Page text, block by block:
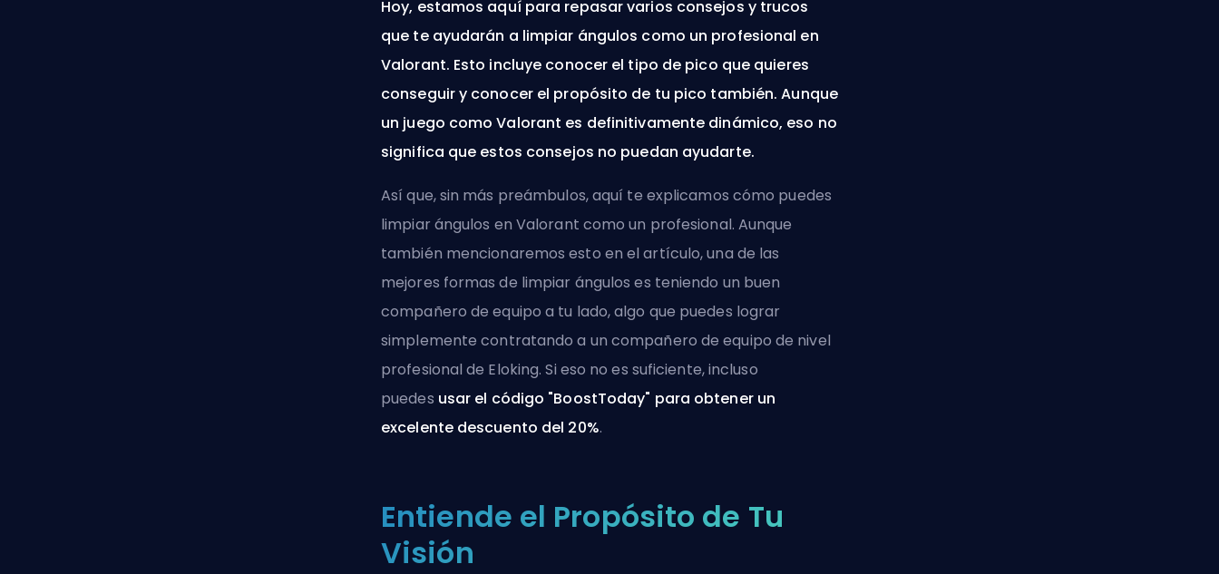
Hoy, estamos aquí para repasar varios consejos y trucos
que te ayudarán a limpiar ángulos como un profesional en
Valorant. Esto incluye conocer el tipo de pico que quieres
conseguir y conocer el propósito de tu pico también. Aunque
un juego como Valorant es definitivamente dinámico, eso no
significa que estos consejos no puedan ayudarte.
Así que, sin más preámbulos, aquí te explicamos cómo puedes
limpiar ángulos en Valorant como un profesional. Aunque
también mencionaremos esto en el artículo, una de las
mejores formas de limpiar ángulos es teniendo un buen
compañero de equipo a tu lado, algo que puedes lograr
simplementecontratando a un compañero de equipo de nivel
profesional de Eloking. Si eso no es suficiente, incluso
puedes usar el código "BoostToday" para obtener un
excelente descuento del 20%.
Entiende el Propósito de Tu
Visión